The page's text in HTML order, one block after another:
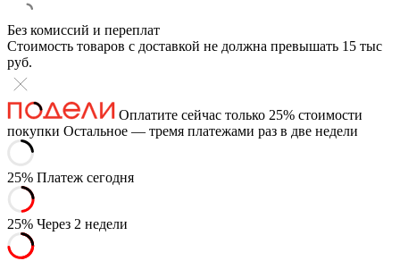
Без комиссий и переплат
Стоимость товаров с доставкой не должна превышать 15 тыс
руб.
Оплатите сейчас только 25% стоимости
покупки Остальное — тремя платежами раз в две недели
25% Платеж сегодня
25% Через 2 недели